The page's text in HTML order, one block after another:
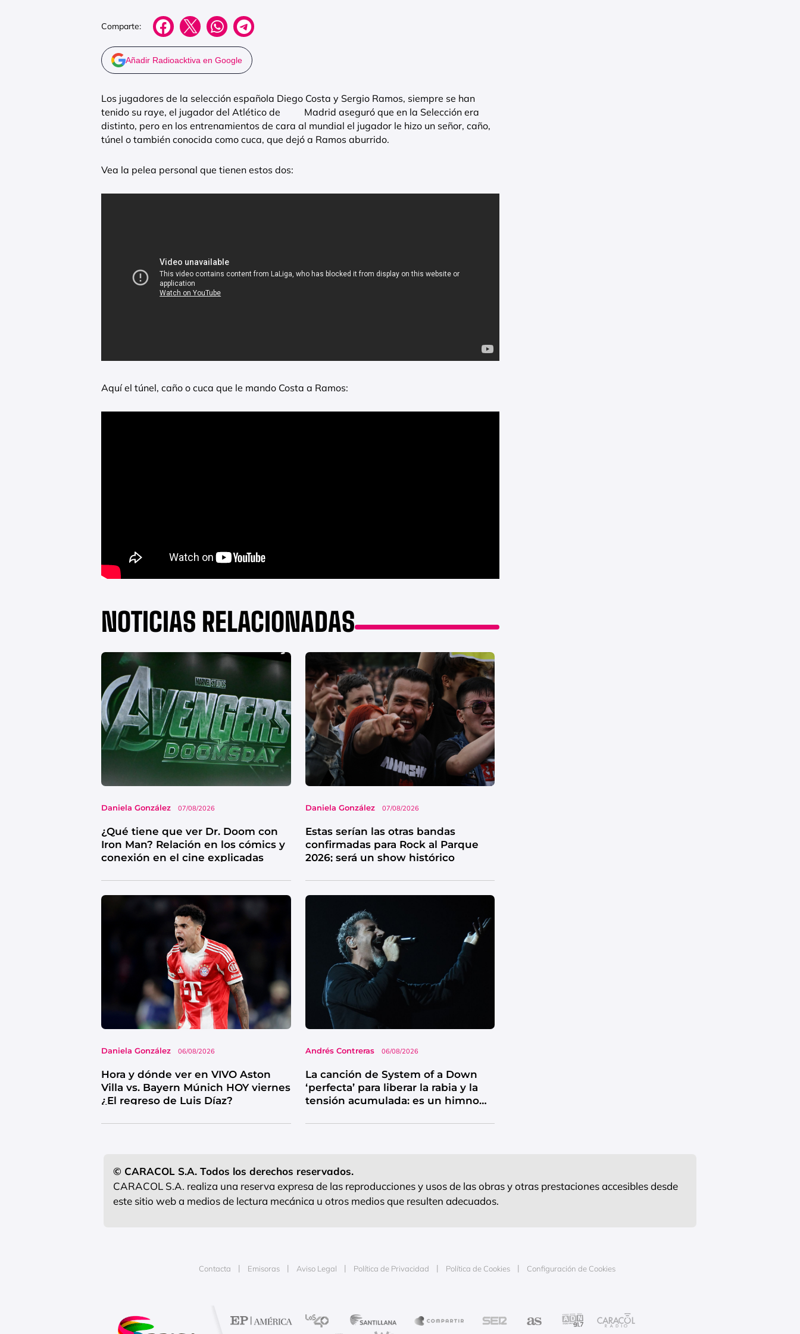
Comparte:
Añadir Radioacktiva en Google
Los jugadores de la selección española Diego Costa y Sergio Ramos, siempre se han
tenido su raye, el jugador del Atlético de Madrid aseguró que en la Selección era
distinto, pero en los entrenamientos de cara al mundial el jugador le hizo un señor, caño,
túnel o también conocida como cuca, que dejó a Ramos aburrido.
Vea la pelea personal que tienen estos dos:
Aquí el túnel, caño o cuca que le mando Costa a Ramos:
NOTICIAS RELACIONADAS
Daniela González 07/08/2026
¿Qué tiene que ver Dr. Doom con
Iron Man? Relación en los cómics y
conexión en el cine explicadas
Daniela González 07/08/2026
Estas serían las otras bandas
confirmadas para Rock al Parque
2026; será un show histórico
Daniela González 06/08/2026
Hora y dónde ver en VIVO Aston
Villa vs. Bayern Múnich HOY viernes
¿El regreso de Luis Díaz?
Andrés Contreras 06/08/2026
La canción de System of a Down
‘perfecta’ para liberar la rabia y la
tensión acumulada: es un himno
© CARACOL S.A. Todos los derechos reservados.
CARACOL S.A. realiza una reserva expresa de las reproducciones y usos de las obras y otras prestaciones accesibles desde
este sitio web a medios de lectura mecánica u otros medios que resulten adecuados.
Contacta Emisoras Aviso Legal Política de Privacidad Política de Cookies Configuración de Cookies